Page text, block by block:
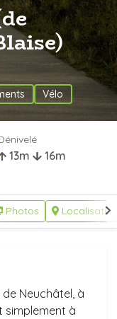
Vélo
13m 16m
Photos
Neuchâtel, à
simplement à